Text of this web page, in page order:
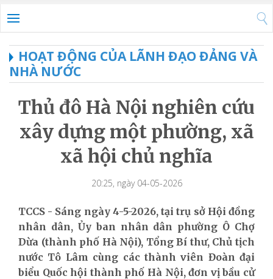
HOẠT ĐỘNG CỦA LÃNH ĐẠO ĐẢNG VÀ
NHÀ NƯỚC
Thủ đô Hà Nội nghiên cứu
xây dựng một phường, xã
xã hội chủ nghĩa
20:25, ngày 04-05-2026
TCCS - Sáng ngày 4-5-2026, tại trụ sở Hội đồng
nhân dân, Ủy ban nhân dân phường Ô Chợ
Dừa (thành phố Hà Nội), Tổng Bí thư, Chủ tịch
nước Tô Lâm cùng các thành viên Đoàn đại
biểu Quốc hội thành phố Hà Nội, đơn vị bầu cử